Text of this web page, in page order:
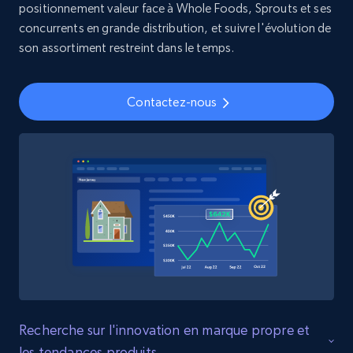
rating object, Product rating max, Rating,
Author name, Asin, and more.
7.4K+ 870+ Buy Now
TikTok - Posts
URL, Post id, Description, Create time, Digg
count, Share count, Collect count, Comment
Social media
positionnement valeur face à Whole Foods, Sprouts et ses
concurrents en grande distribution, et suivre l'évolution de
son assortiment restreint dans le temps.
Contactez-nous
Recherche sur l'innovation en marque propre et